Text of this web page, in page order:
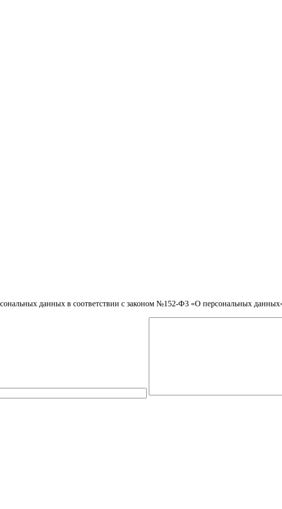
данных в соответствии с законом №152-Ф3 «О персональных